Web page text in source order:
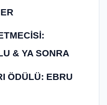
& YA SONRA
ÖDÜLÜ: EBRU